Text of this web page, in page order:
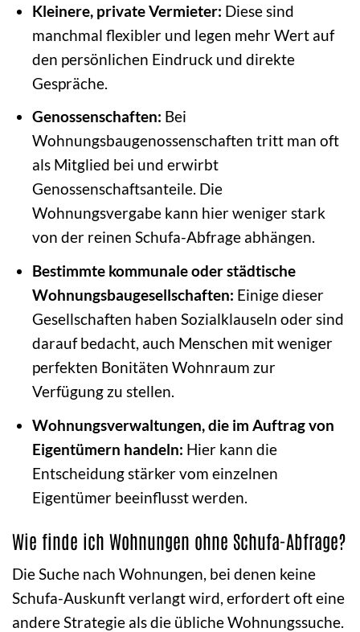
Kleinere, private Vermieter: Diese sind
manchmal flexibler und legen mehr Wert auf
den persönlichen Eindruck und direkte
Gespräche.
Genossenschaften: Bei
Wohnungsbaugenossenschaften tritt man oft
als Mitglied bei und erwirbt
Genossenschaftsanteile. Die
Wohnungsvergabe kann hier weniger stark
von der reinen Schufa-Abfrage abhängen.
Bestimmte kommunale oder städtische
Wohnungsbaugesellschaften: Einige dieser
Gesellschaften haben Sozialklauseln oder sind
darauf bedacht, auch Menschen mit weniger
perfekten Bonitäten Wohnraum zur
Verfügung zu stellen.
Wohnungsverwaltungen, die im Auftrag von
Eigentümern handeln: Hier kann die
Entscheidung stärker vom einzelnen
Eigentümer beeinflusst werden.
Wie finde ich Wohnungen ohne Schufa-Abfrage?
Die Suche nach Wohnungen, bei denen keine
Schufa-Auskunft verlangt wird, erfordert oft eine
andere Strategie als die übliche Wohnungssuche.